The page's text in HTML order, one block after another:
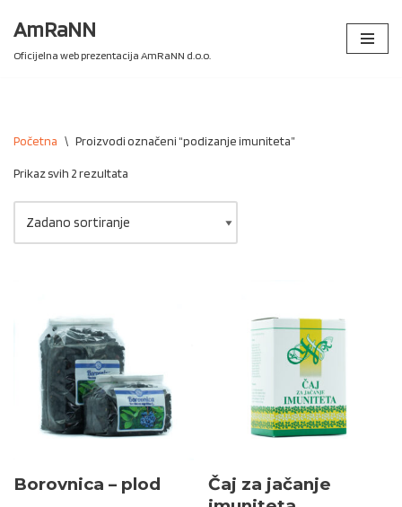
Skip
AmRaNN
Oficijelna web prezentacija AmRaNN d.o.o.
Početna \ Proizvodi označeni “podizanje imuniteta”
Prikaz svih 2 rezultata
Borovnica – plod
Čaj za jačanje